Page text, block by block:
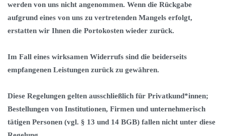
werden von uns nicht angenommen. Wenn die Rückgabe
aufgrund eines von uns zu vertretenden Mangels erfolgt,
erstatten wir Ihnen die Portokosten wieder zurück.
Im Fall eines wirksamen Widerrufs sind die beiderseits
empfangenen Leistungen zurück zu gewähren.
Diese Regelungen gelten ausschließlich für Privatkund*innen;
Bestellungen von Institutionen, Firmen und unternehmerisch
tätigen Personen (vgl. § 13 und 14 BGB) fallen nicht unter diese